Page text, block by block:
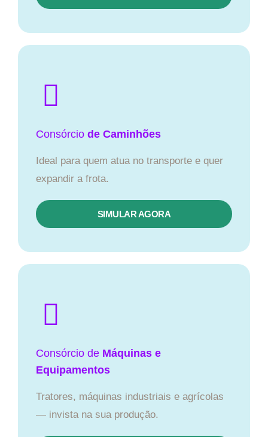
Consórcio de Caminhões
Ideal para quem atua no transporte e quer
expandir a frota.
SIMULAR AGORA
Consórcio de Máquinas e
Equipamentos
Tratores, máquinas industriais e agrícolas
— invista na sua produção.